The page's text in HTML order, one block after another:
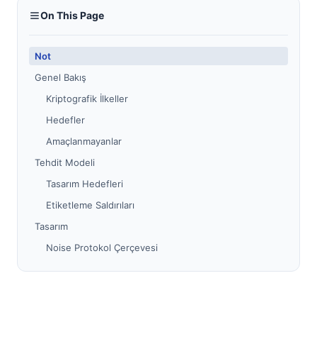
On This Page
Not
Genel Bakış
Kriptografik İlkeller
Hedefler
Amaçlanmayanlar
Tehdit Modeli
Tasarım Hedefleri
Etiketleme Saldırıları
Tasarım
Noise Protokol Çerçevesi